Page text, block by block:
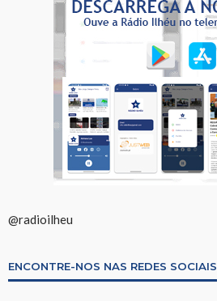
@radioilheu
ENCONTRE-NOS NAS REDES SOCIAIS